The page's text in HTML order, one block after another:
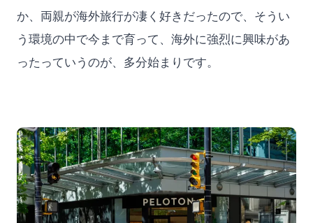
か、両親が海外旅行が凄く好きだったので、そうい
う環境の中で今まで育って、海外に強烈に興味があ
ったっていうのが、多分始まりです。